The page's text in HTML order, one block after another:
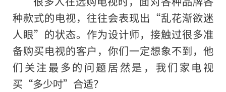
种款式的电视，往往会表现出“乱花渐欲迷
人眼”的状态。作为设计师，接触过很多准
备购买电视的客户，你们一定想象不到，他
们关注最多的问题居然是，我们家电视
买“多少吋”合适？